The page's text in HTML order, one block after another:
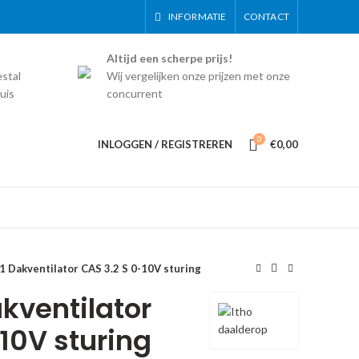
INFORMATIE CONTACT
Altijd een scherpe prijs!
Wij vergelijken onze prijzen met onze
concurrent
INLOGGEN / REGISTREREN 0 €0,00
Dakventilator CAS 3.2 S 0-10V sturing
sturing